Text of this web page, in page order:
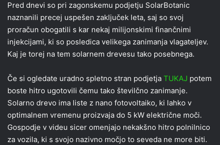
Pred dnevi so pri zagonskemu podjetju SolarBotanic
naznanili precej uspešen zaključek leta, saj so svoj
proračun obogatili s kar nekaj milijonskimi finančnimi
injekcijami, ki so posledica velikega zanimanja vlagateljev.
Kaj je torej na tem solarnem drevesu tako posebnega.
Če si ogledate uradno spletno stran podjetja TUKAJ potem
boste hitro ugotovili čemu tako številčno zanimanje.
Solarno drevo ima liste z nano fotovoltaiko, ki lahko v
optimalnem vremenu proizvaja do 5 kW električne moči.
Gospodje v videu sicer omenjajo nekakšno hitro polnilnico
za vozila, ki s svojo nazivno močjo to seveda ne more biti.